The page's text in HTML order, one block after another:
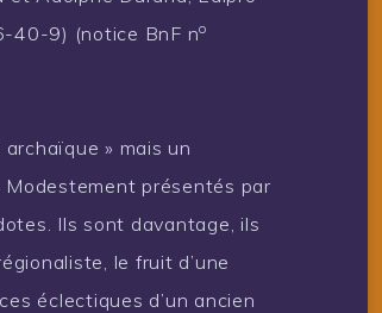
40-9) (notice BnF no
» mais un
présentés par
Ils sont davantage, ils
le fruit d’une
éclectiques d’un ancien